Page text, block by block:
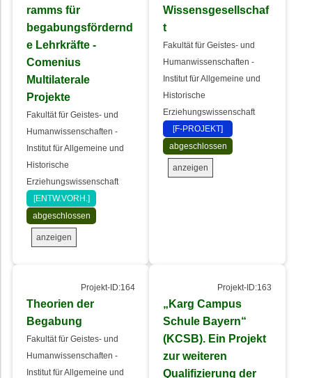
ramms für
begabungsfördernd
e Lehrkräfte -
Comenius
Multilaterale
Projekte
Fakultät für Geistes- und
Humanwissenschaften -
Institut für Allgemeine und
Historische
Erziehungswissenschaft
[ENTW.VORH.]
abgeschlossen
anzeigen
Wissensgesellschaf
t
Fakultät für Geistes- und
Humanwissenschaften -
Institut für Allgemeine und
Historische
Erziehungswissenschaft
[F-PROJEKT]
abgeschlossen
anzeigen
Projekt-ID:164
Theorien der
Begabung
Fakultät für Geistes- und
Humanwissenschaften -
Institut für Allgemeine und
Projekt-ID:163
„Karg Campus
Schule Bayern“
(KCSB). Ein Projekt
zur weiteren
Qualifizierung der